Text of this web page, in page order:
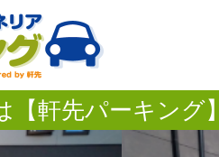
【軒先パーキング